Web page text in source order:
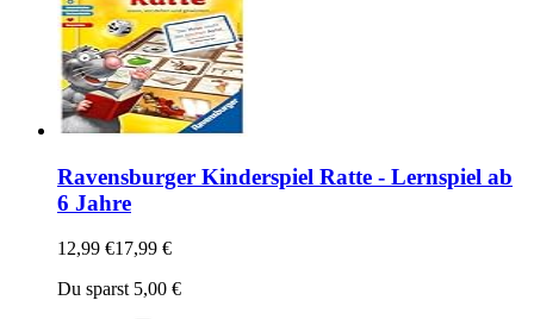
Ravensburger Kinderspiel Ratte - Lernspiel ab
6 Jahre
12,99 €17,99 €
Du sparst 5,00 €